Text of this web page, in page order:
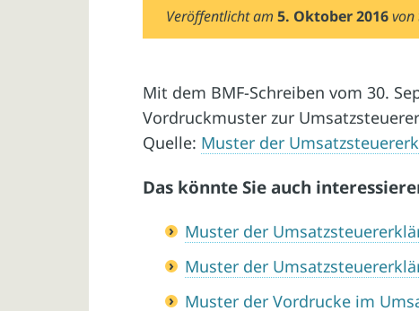
Veröffentlicht am5. Oktober 2016 von
Mit dem BMF-Schreiben vom 30.
Vordruckmuster zur
Quelle: Muster der
Das könnte Sie auch
Muster der
Muster der
Muster der Vordrucke im